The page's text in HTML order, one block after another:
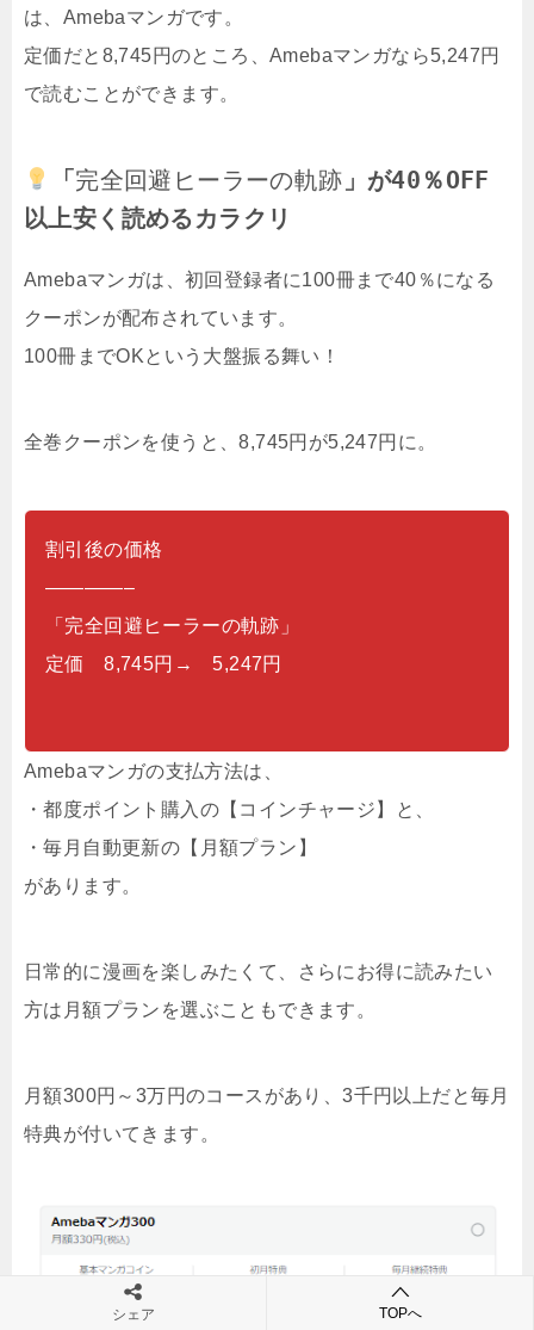
は、Amebaマンガです。
定価だと8,745円のところ、Amebaマンガなら5,247円
で読むことができます。
「完全回避ヒーラーの軌跡 」が40％OFF
以上安く読めるカラクリ
Amebaマンガは、初回登録者に100冊まで40％になる
クーポンが配布されています。
100冊までOKという大盤振る舞い！
全巻クーポンを使うと、8,745円が5,247円に。
割引後の価格
————–
「完全回避ヒーラーの軌跡」
定価 8,745円→ 5,247円
Amebaマンガの支払方法は、
・都度ポイント購入の【コインチャージ】と、
・毎月自動更新の【月額プラン】
があります。
日常的に漫画を楽しみたくて、さらにお得に読みたい
方は月額プランを選ぶこともできます。
月額300円～3万円のコースがあり、3千円以上だと毎月
特典が付いてきます。
シェア TOPへ